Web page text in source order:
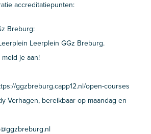
accreditatiepunten:
Breburg:
Leerplein GGz Breburg.
je aan!
ggzbreburg.capp12.nl/open-courses
Verhagen, bereikbaar op maandag en